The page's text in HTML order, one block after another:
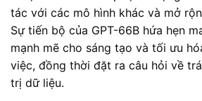
tác với các mô hình khác và mở
Sự tiến bộ của GPT-66B hứa hẹn
mạnh mẽ cho sáng tạo và tối ưu
việc, đồng thời đặt ra câu hỏi về
trị dữ liệu.